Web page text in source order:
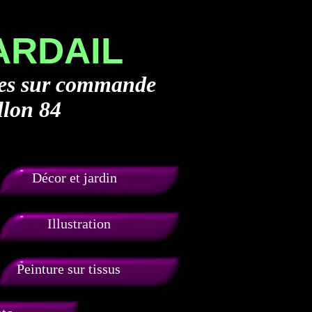
Décor et jardin
Peinture sur tissus
Illustration
sur commande
84